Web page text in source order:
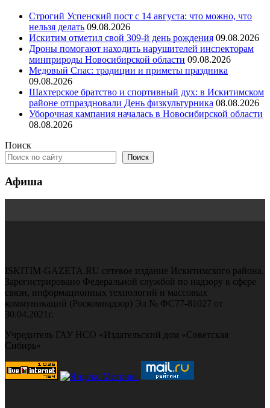
Строгий Успенский пост с 14 августа: что можно, что
нельзя делать 09.08.2026
Искитим отметил свой 309-й день рождения 09.08.2026
Дроны помогают находить нарушителей инспекторам
минприроды Новосибирской области 09.08.2026
Медовый Спас: традиции и приметы праздника
09.08.2026
Шахтерское братство и спортивный дух: в Искитимском
районе отпраздновали День физкультурника 08.08.2026
Уборочная кампания началась в Новосибирской области
08.08.2026
Поиск
Поиск
Афиша
ISKITIM-GAZETA.RU сетевое издание Искитимского района.
Зарегистрировано Федеральной службой по надзору в сфере
связи, информационных технологий и массовых
коммуникаций (Роскомнадзор) Эл № ФС77-81027 от
30.04.2021г.
Учредитель ГАУ НСО «Издательский дом «Советская
Сибирь»